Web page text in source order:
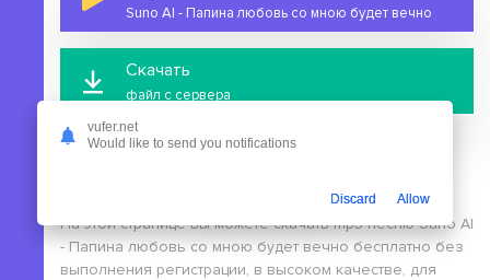
Suno AI - Папина любовь со мною будет вечно
Скачать
файл с сервера
На этой странице вы можете скачать mp3 песню Suno AI
- Папина любовь со мною будет вечно бесплатно без
выполнения регистрации, в высоком качестве, для
vufer.net
Would like to send you notifications
Discard Allow